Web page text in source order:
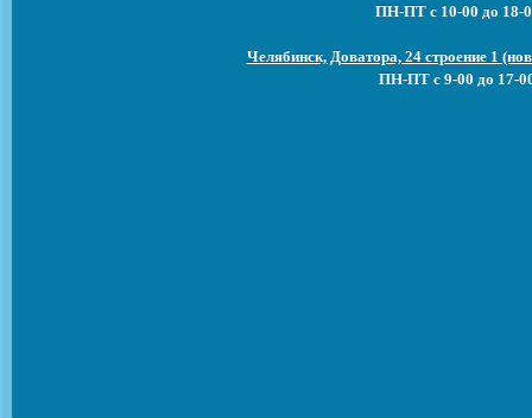
ПН-ПТ с 10-00 до 18-
Челябинск, Доватора, 24 строение 1
ПН-ПТ с 9-00 до 17-